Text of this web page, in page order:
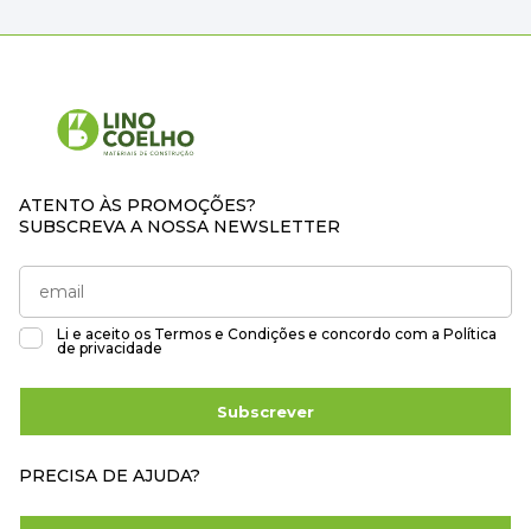
ATENTO ÀS PROMOÇÕES?
SUBSCREVA A NOSSA NEWSLETTER
Li e aceito os Termos e Condições e concordo com a Política
de privacidade
Subscrever
PRECISA DE AJUDA?